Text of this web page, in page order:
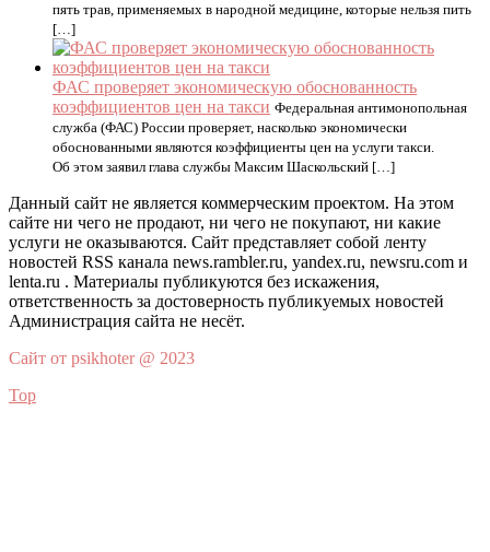
пять трав, применяемых в народной медицине, которые нельзя пить
[…]
ФАС проверяет экономическую обоснованность
коэффициентов цен на такси Федеральная антимонопольная
служба (ФАС) России проверяет, насколько экономически
обоснованными являются коэффициенты цен на услуги такси.
Об этом заявил глава службы Максим Шаскольский […]
Данный сайт не является коммерческим проектом. На этом
сайте ни чего не продают, ни чего не покупают, ни какие
услуги не оказываются. Сайт представляет собой ленту
новостей RSS канала news.rambler.ru, yandex.ru, newsru.com и
lenta.ru . Материалы публикуются без искажения,
ответственность за достоверность публикуемых новостей
Администрация сайта не несёт.
Сайт от psikhoter @ 2023
Top